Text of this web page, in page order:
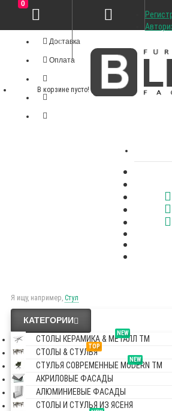
Доставка
Оплата
Я ищу, например, Стул
0
В корзине пусто!
КАТЕГОРИИ
NEW
СТОЛЫ КЕРАМИКА & МЕТАЛЛ TM
TOP
СТОЛЫ & СТУЛЬЯ
NEW
СТУЛЬЯ СОВРЕМЕННЫЕ MODERN TM
АКРИЛОВЫЕ ФАСАДЫ
АЛЮМИНИЕВЫЕ ФАСАДЫ
СТОЛЫ И СТУЛЬЯ ИЗ ЯСЕНЯ